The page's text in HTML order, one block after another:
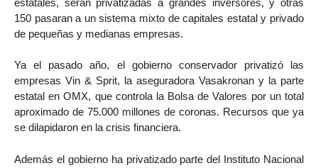
150 pasaran a un sistema mixto de capitales estatal y privado
de pequeñas y medianas empresas.
Ya el pasado año, el gobierno conservador privatizó las
empresas Vin & Sprit, la aseguradora Vasakronan y la parte
estatal en OMX, que controla la Bolsa de Valores por un total
aproximado de 75.000 millones de coronas. Recursos que ya
se dilapidaron en la crisis financiera.
Además el gobierno ha privatizado parte del Instituto Nacional